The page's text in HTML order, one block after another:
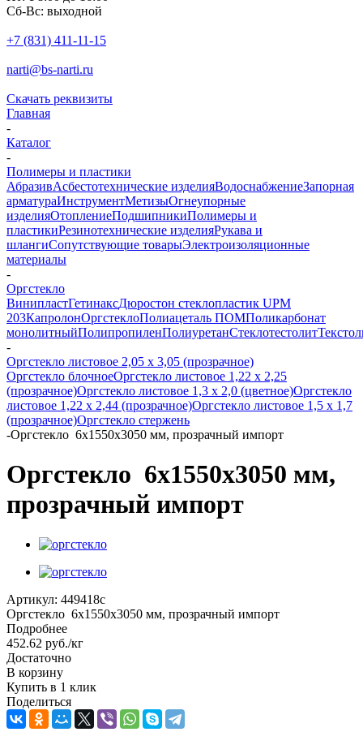
Сб-Вс: выходной
+7 (831) 411-11-15
narti@bs-narti.ru
Скачать реквизиты
Главная
-
Каталог
-
Полимеры и пластики
АбразивАсбестотехнические изделияВодоснабжениеЗапорная
арматураИнструментМетизыОгнеупорные
изделияОтоплениеПодшипникиПолимеры и
пластикиРезинотехнические изделияРукава и
шлангиСопутствующие товарыЭлектроизоляционные
материалы
-
Оргстекло
ВинипластГетинаксДюростон стеклопластик UPM
203КапролонОргстеклоПолиацеталь ПОМПоликарбонат
монолитныйПолипропиленПолиуретанСтеклотестолит
-
Оргстекло листовое 2,05 х 3,05 (прозрачное)
Оргстекло блочноеОргстекло листовое 1,22 х 2,25
(прозрачное)Оргстекло листовое 1,3 х 2,0 (цветное)Оргстекло
листовое 1,22 х 2,44 (прозрачное)Оргстекло листовое 1,5 х 1,7
(прозрачное)Оргстекло стержень
-Оргстекло 6х1550х3050 мм, прозрачный импорт
Оргстекло 6х1550х3050 мм,
прозрачный импорт
Артикул: 449418с
Оргстекло 6х1550х3050 мм, прозрачный импорт
Подробнее
452.62 руб./кг
Достаточно
В корзину
Купить в 1 клик
Поделиться